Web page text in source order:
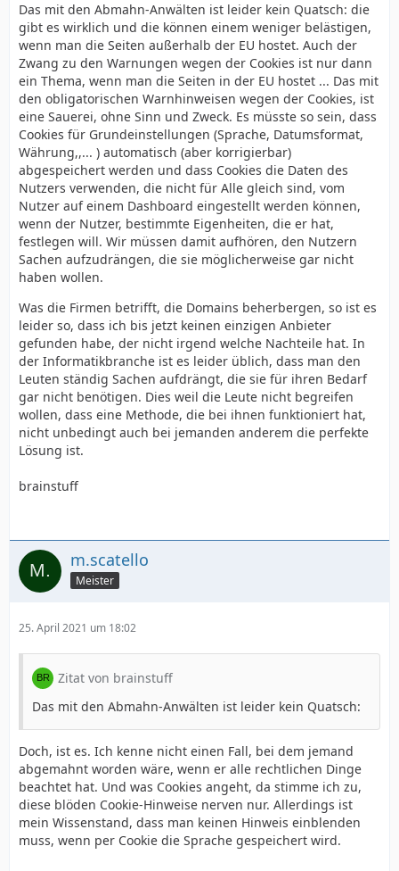
Das mit den Abmahn-Anwälten ist leider kein Quatsch: die
gibt es wirklich und die können einem weniger belästigen,
wenn man die Seiten außerhalb der EU hostet. Auch der
Zwang zu den Warnungen wegen der Cookies ist nur dann
ein Thema, wenn man die Seiten in der EU hostet ... Das mit
den obligatorischen Warnhinweisen wegen der Cookies, ist
eine Sauerei, ohne Sinn und Zweck. Es müsste so sein, dass
Cookies für Grundeinstellungen (Sprache, Datumsformat,
Währung,,... ) automatisch (aber korrigierbar)
abgespeichert werden und dass Cookies die Daten des
Nutzers verwenden, die nicht für Alle gleich sind, vom
Nutzer auf einem Dashboard eingestellt werden können,
wenn der Nutzer, bestimmte Eigenheiten, die er hat,
festlegen will. Wir müssen damit aufhören, den Nutzern
Sachen aufzudrängen, die sie möglicherweise gar nicht
haben wollen.
Was die Firmen betrifft, die Domains beherbergen, so ist es
leider so, dass ich bis jetzt keinen einzigen Anbieter
gefunden habe, der nicht irgend welche Nachteile hat. In
der Informatikbranche ist es leider üblich, dass man den
Leuten ständig Sachen aufdrängt, die sie für ihren Bedarf
gar nicht benötigen. Dies weil die Leute nicht begreifen
wollen, dass eine Methode, die bei ihnen funktioniert hat,
nicht unbedingt auch bei jemanden anderem die perfekte
Lösung ist.
brainstuff
m.scatello
Meister
25. April 2021 um 18:02
Zitat von brainstuff
Das mit den Abmahn-Anwälten ist leider kein Quatsch:
Doch, ist es. Ich kenne nicht einen Fall, bei dem jemand
abgemahnt worden wäre, wenn er alle rechtlichen Dinge
beachtet hat. Und was Cookies angeht, da stimme ich zu,
diese blöden Cookie-Hinweise nerven nur. Allerdings ist
mein Wissenstand, dass man keinen Hinweis einblenden
muss, wenn per Cookie die Sprache gespeichert wird.